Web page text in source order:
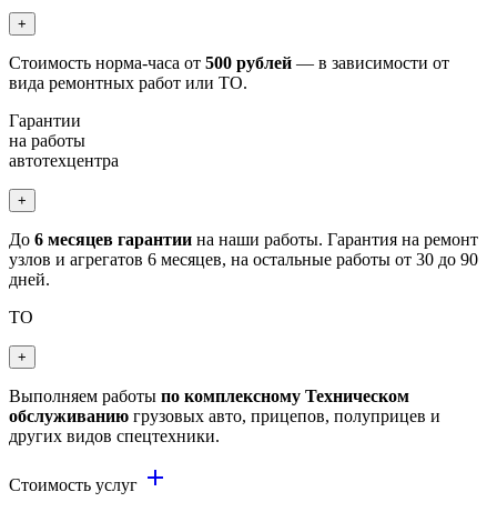
+
Стоимость норма-часа от 500 рублей — в зависимости от
вида ремонтных работ или ТО.
Гарантии
на работы
автотехцентра
+
До 6 месяцев гарантии на наши работы. Гарантия на ремонт
узлов и агрегатов 6 месяцев, на остальные работы от 30 до 90
дней.
ТО
+
Выполняем работы по комплексному Техническом
обслуживанию грузовых авто, прицепов, полуприцев и
других видов спецтехники.
Стоимость услуг add